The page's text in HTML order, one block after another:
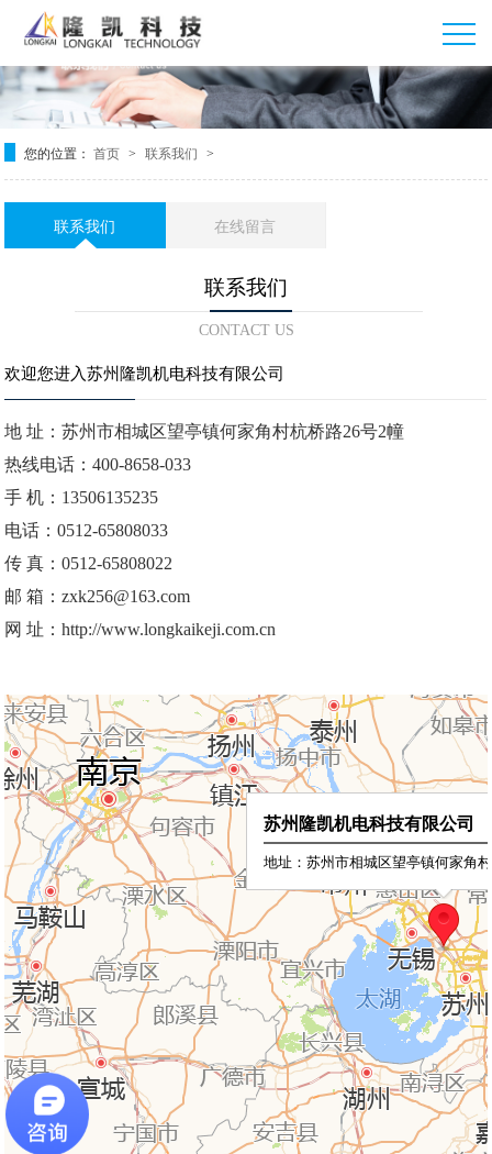
您的位置：首页 > 联系我们 >
联系我们 在线留言
联系我们
CONTACT US
欢迎您进入苏州隆凯机电科技有限公司
地 址：苏州市相城区望亭镇何家角村杭桥路26号2幢
热线电话：400-8658-033
手 机：13506135235
电话：0512-65808033
传 真：0512-65808022
邮 箱：zxk256@163.com
网 址：http://www.longkaikeji.com.cn